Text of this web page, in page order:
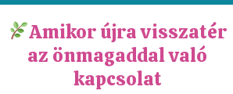
Amikor újra visszatér
az önmagaddal való
kapcsolat